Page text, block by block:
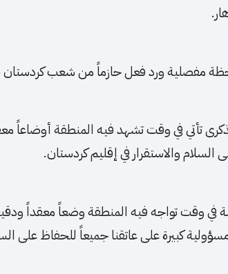
مفصلية ورد فعل حازماً من شعب
تأتي في وقت تشهد فيه المنطقة
السلام والاستقرار في إقليم كردستان.
في وقت تواجه فيه المنطقة وضعاً معقداً
كبيرة على عاتقنا جميعاً للحفاظ على